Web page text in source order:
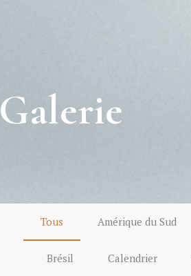
Galerie
Tous Amérique du Sud
Brésil Calendrier